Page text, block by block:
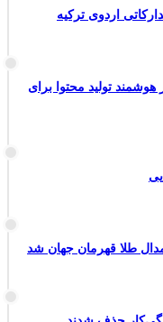
اردوی ترکیه
تولید محتوا برای
طلا قهرمان جهان شد